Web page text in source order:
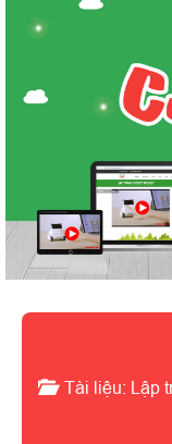
Tài liệu: Lập